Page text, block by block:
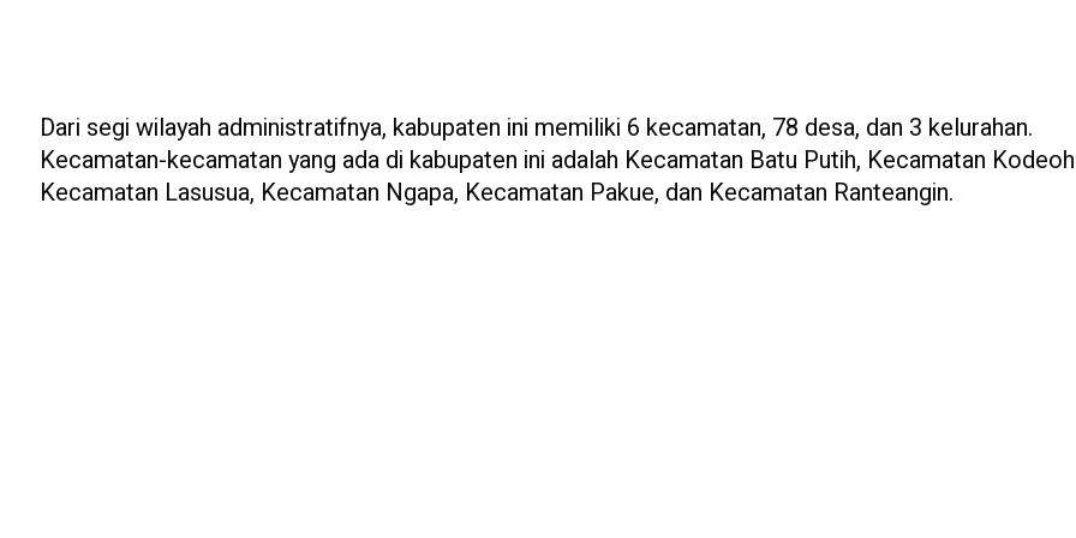
Dari segi wilayah administratifnya, kabupaten ini memiliki 6 kecamatan, 78 desa, dan 3 kelurahan.
Kecamatan-kecamatan yang ada di kabupaten ini adalah Kecamatan Batu Putih, Kecamatan
Kecamatan Lasusua, Kecamatan Ngapa, Kecamatan Pakue, dan Kecamatan Ranteangin.